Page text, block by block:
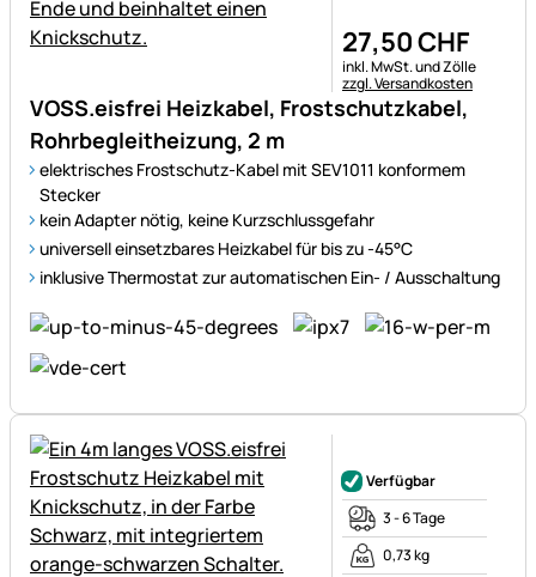
VOSS.eisfrei Heizkabel, Frostschutzkabel,
Rohrbegleitheizung, 2 m
elektrisches Frostschutz-Kabel mit SEV1011 konformem
Stecker
kein Adapter nötig, keine Kurzschlussgefahr
universell einsetzbares Heizkabel für bis zu -45°C
inklusive Thermostat zur automatischen Ein- / Ausschaltung
27,50CHF
Steuerhinweis:
inkl. MwSt. und Zölle
zzgl. Versandkosten
Verfügbar
3 - 6 Tage
0,73 kg